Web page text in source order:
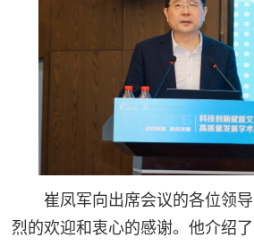
崔凤军向出席会议的各位领导
烈的欢迎和衷心的感谢。他介绍